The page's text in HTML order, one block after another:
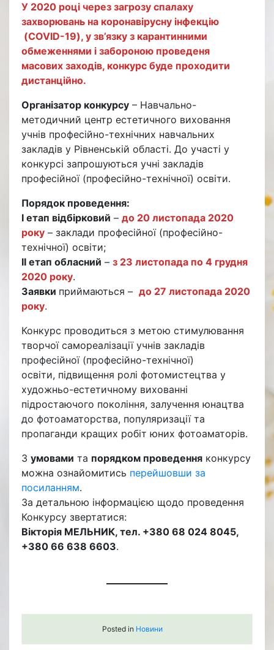
У 2020 році через загрозу спалаху
захворювань на коронавірусну інфекцію
(COVID-19), у зв’язку з карантинними
обмеженнями і забороною проведеня
масових заходів, конкурс буде проходити
дистанційно.
Організатор конкурсу – Навчально-
методичний центр естетичного виховання
учнів професійно-технічних навчальних
закладів у Рівненській області. До участі у
конкурсі запрошуються учні закладів
професійної (професійно-технічної) освіти.
Порядок проведення:
І етап відбірковий – до 20 листопада 2020
року – заклади професійної (професійно-
технічної) освіти;
ІІ етап обласний – з 23 листопада по 4 грудня
2020 року.
Заявки приймаються – до 27 листопада 2020
року.
Конкурс проводиться з метою стимулювання
творчої самореалізації учнів закладів
професійної (професійно-технічної)
освіти, підвищення ролі фотомистецтва у
художньо-естетичному вихованні
підростаючого покоління, залучення юнацтва
до фотоаматорства, популяризації та
пропаганди кращих робіт юних фотоаматорів.
З умовами та порядком проведення конкурсу
можна ознайомитись перейшовши за
посиланням.
За детальною інформацією щодо проведення
Конкурсу звертатися:
Вікторія МЕЛЬНИК, тел. +380 68 024 8045,
+380 66 638 6603.
Posted in Новини